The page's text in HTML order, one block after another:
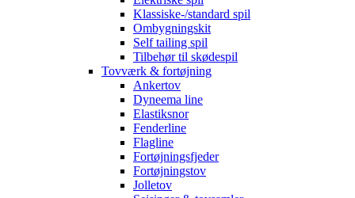
Klassiske-/standard spil
Ombygningskit
Self tailing spil
Tilbehør til skødespil
Tovværk & fortøjning
Ankertov
Dyneema line
Elastiksnor
Fenderline
Flagline
Fortøjningsfjeder
Fortøjningstov
Jolletov